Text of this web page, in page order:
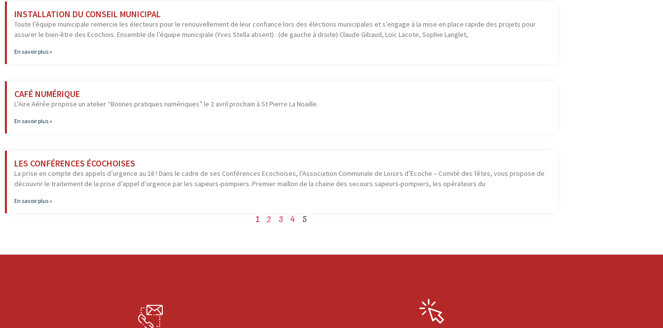
INSTALLATION DU CONSEIL MUNICIPAL
Toute l’équipe municipale remercie les électeurs pour le renouvellement de leur confiance lors des élections municipales et s’engage à la mise en place rapide des projets pour
assurer le bien-être des Ecochois. Ensemble de l’équipe municipale (Yves Stella absent) : (de gauche à droite) Claude Gibaud, Loïc Lacote, Sophie Langlet,
En savoir plus »
CAFÉ NUMÉRIQUE
L’Aire Aérée propose un atelier “Bonnes pratiques numériques” le 2 avril prochain à St Pierre La Noaille.
En savoir plus »
LES CONFÉRENCES ÉCOCHOISES
La prise en compte des appels d’urgence au 18 ! Dans le cadre de ses Conférences Ecochoises, l’Association Communale de Loisirs d’Ecoche – Comité des fêtes, vous propose de
découvrir le traitement de la prise d’appel d’urgence par les sapeurs-pompiers. Premier maillon de la chaine des secours sapeurs-pompiers, les opérateurs du
En savoir plus »
1 2 3 4 5